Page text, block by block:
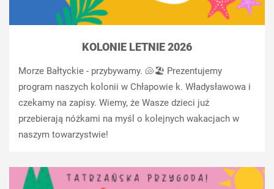
KOLONIE LETNIE 2026
Morze Bałtyckie - przybywamy. 🐚🏖️ Prezentujemy
program naszych kolonii w Chłapowie k. Władysławowa i
czekamy na zapisy. Wiemy, że Wasze dzieci już
przebierają nóżkami na myśl o kolejnych wakacjach w
naszym towarzystwie!